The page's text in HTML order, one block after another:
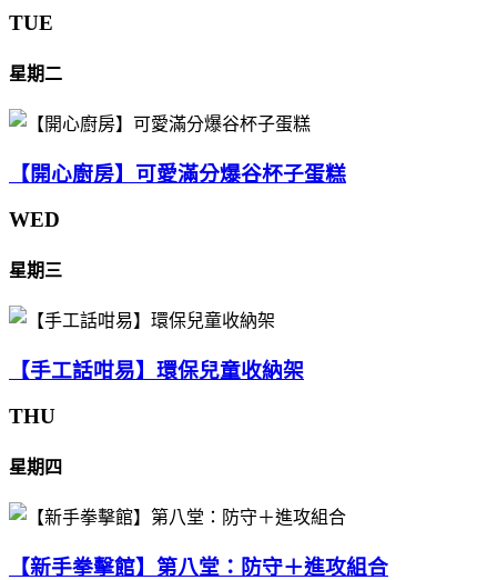
TUE
星期二
【開心廚房】可愛滿分爆谷杯子蛋糕
WED
星期三
【手工話咁易】環保兒童收納架
THU
星期四
【新手拳擊館】第八堂：防守＋進攻組合